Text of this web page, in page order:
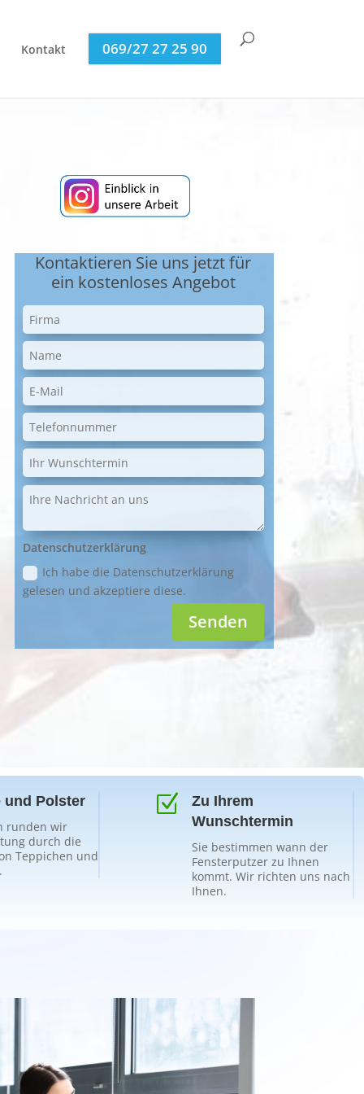
Kontakt 069/27 27 25 90
Kontaktieren Sie uns jetzt für
ein kostenloses Angebot
Datenschutzerklärung
Ich habe die Datenschutzerklärung
gelesen und akzeptiere diese.
Senden
und Polster
runden wir
durch die
Teppichen und
Z
Zu Ihrem
Wunschtermin
Sie bestimmen wann der
Fensterputzer zu Ihnen
kommt. Wir richten uns nach
Ihnen.